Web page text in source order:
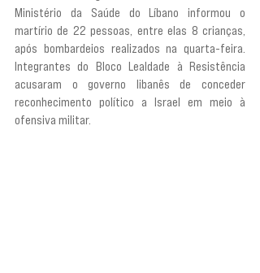
Ministério da Saúde do Líbano informou o
martírio de 22 pessoas, entre elas 8 crianças,
após bombardeios realizados na quarta-feira.
Integrantes do Bloco Lealdade à Resistência
acusaram o governo libanês de conceder
reconhecimento político a Israel em meio à
ofensiva militar.